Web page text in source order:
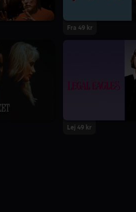
Fra 49 kr
Lej 49 kr